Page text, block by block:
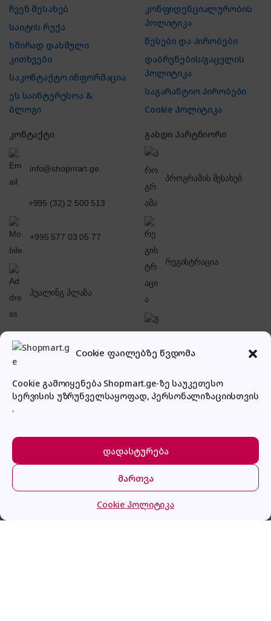
Cookie ფაილებზე წვდომა
Cookie გამოიყენება Shopmart.ge-ზე საუკეთესო
სერვისის უზრუნველსაყოფად, პერსონალიზაციისთვის
.
დადასტურება
მართვა
Cookie პოლიტიკა
ჩვენ შესახებ
საიტის რუქა
ხშირად დასმული
კითხვები
საკონტაქტო ინფორმაცია
ეს საინტერესოა &
ბლოგი
კონფიდენციალურობის
პოლიტიკა
წესები და პირობები
დაბრუნების/გაცვლის
პოლიტიკა
საგარანტიო პირობები
Cookie პოლიტიკა
კონტაქტი
info@shopmart.ge
+995 (32) 2 500 513
+995 577 03 05 77
ჰუალინგ პლაზა
გახდი პარტნიორი
პროგრამის შესახებ
რეგისტრაცია
Hotpoint Ariston HR 632 B
მთავარი კატეგორიები კალათა შესვლა